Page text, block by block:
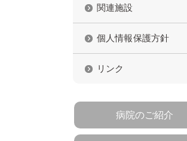
関連施設
個人情報保護方針
リンク
病院のご紹介